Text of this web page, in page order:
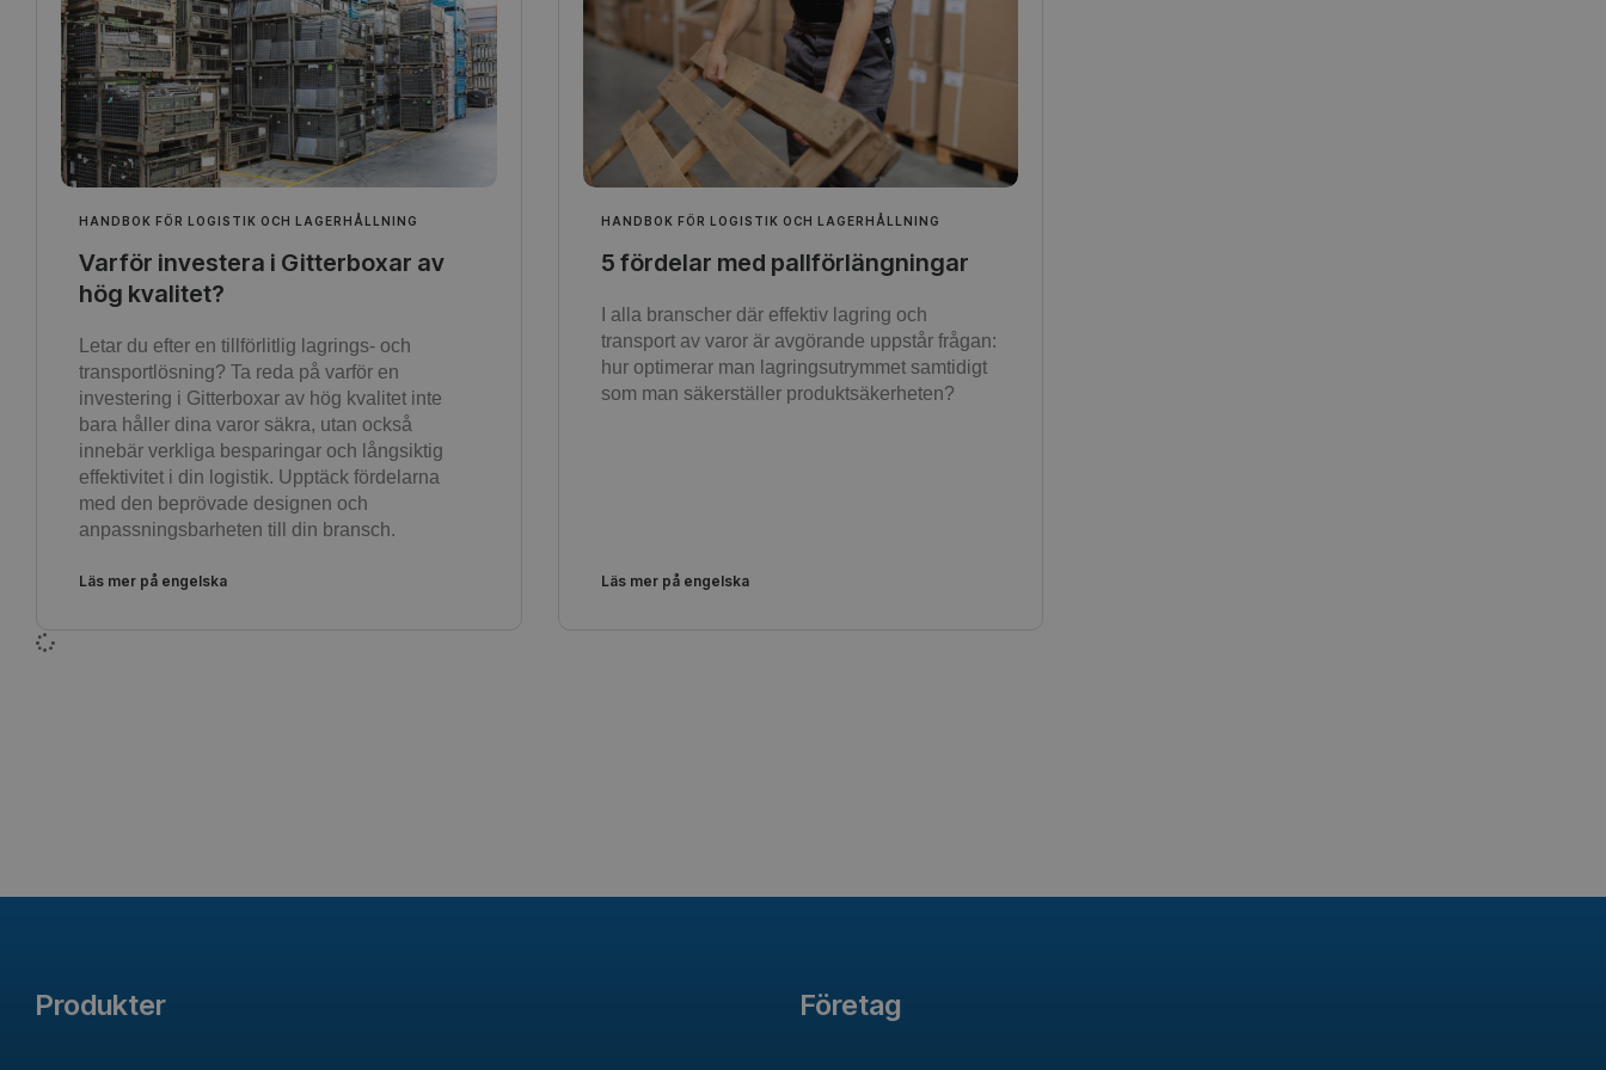
HANDBOK FÖR LOGISTIK OCH LAGERHÅLLNING
Varför investera i Gitterboxar av
hög kvalitet?
Letar du efter en tillförlitlig lagrings- och
transportlösning? Ta reda på varför en
investering i Gitterboxar av hög kvalitet inte
bara håller dina varor säkra, utan också
innebär verkliga besparingar och långsiktig
effektivitet i din logistik. Upptäck fördelarna
med den beprövade designen och
anpassningsbarheten till din bransch.
Läs mer på engelska
HANDBOK FÖR LOGISTIK OCH LAGERHÅLLNING
5 fördelar med pallförlängningar
I alla branscher där effektiv lagring och
transport av varor är avgörande uppstår frågan:
hur optimerar man lagringsutrymmet samtidigt
som man säkerställer produktsäkerheten?
Läs mer på engelska
Produkter Företag